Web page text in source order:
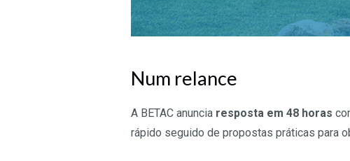
Num relance
A BETAC anuncia resposta em 48 horas
rápido seguido de propostas práticas para